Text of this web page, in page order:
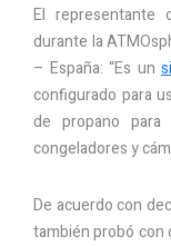
El representante
durante la
– España: “Es un
configurado para
de propano para
congeladores y
De acuerdo con
también probó con